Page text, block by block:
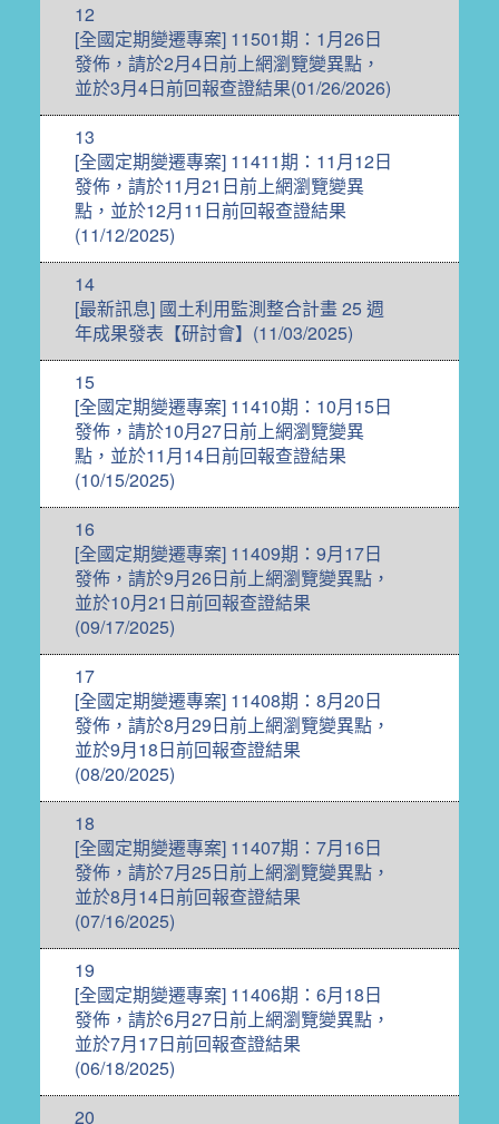
12
[全國定期變遷專案] 11501期：1月26日
發佈，請於2月4日前上網瀏覽變異點，
並於3月4日前回報查證結果(01/26/2026)
13
[全國定期變遷專案] 11411期：11月12日
發佈，請於11月21日前上網瀏覽變異
點，並於12月11日前回報查證結果
(11/12/2025)
14
[最新訊息] 國土利用監測整合計畫 25 週
年成果發表【研討會】(11/03/2025)
15
[全國定期變遷專案] 11410期：10月15日
發佈，請於10月27日前上網瀏覽變異
點，並於11月14日前回報查證結果
(10/15/2025)
16
[全國定期變遷專案] 11409期：9月17日
發佈，請於9月26日前上網瀏覽變異點，
並於10月21日前回報查證結果
(09/17/2025)
17
[全國定期變遷專案] 11408期：8月20日
發佈，請於8月29日前上網瀏覽變異點，
並於9月18日前回報查證結果
(08/20/2025)
18
[全國定期變遷專案] 11407期：7月16日
發佈，請於7月25日前上網瀏覽變異點，
並於8月14日前回報查證結果
(07/16/2025)
19
[全國定期變遷專案] 11406期：6月18日
發佈，請於6月27日前上網瀏覽變異點，
並於7月17日前回報查證結果
(06/18/2025)
20